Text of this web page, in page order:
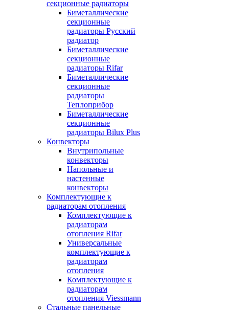
секционные радиаторы
Биметаллические
секционные
радиаторы Русский
радиатор
Биметаллические
секционные
радиаторы Rifar
Биметаллические
секционные
радиаторы
Теплоприбор
Биметаллические
секционные
радиаторы Bilux Plus
Конвекторы
Внутрипольные
конвекторы
Напольные и
настенные
конвекторы
Комплектующие к
радиаторам отопления
Комплектующие к
радиаторам
отопления Rifar
Универсальные
комплектующие к
радиаторам
отопления
Комплектующие к
радиаторам
отопления Viessmann
Стальные панельные